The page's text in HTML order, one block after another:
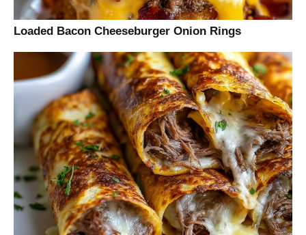
Loaded Bacon Cheeseburger Onion Rings